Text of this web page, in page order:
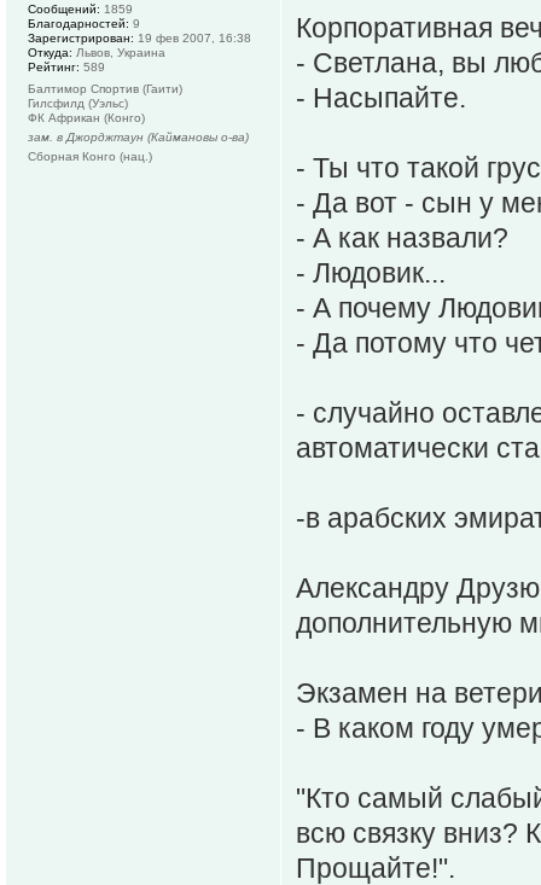
Корпоративная
- Светлана, вы
- Насыпайте.
- Ты что такой
- Да вот - сын у
- А как назвали?
- Людовик...
- А почему
- Да потому что
- случайно
автоматически
-в арабских
Александру
дополнительную
Экзамен на
- В каком году
"Кто самый
всю связку вниз?
Прощайте!".
Сообщений: 1859
Благодарностей: 9
Зарегистрирован: 19 фев 2007, 16:38
Откуда: Львов, Украина
Рейтинг: 589
Балтимор Спортив (Гаити)
Гилсфилд (Уэльс)
ФК Африкан (Конго)
зам. в Джорджтаун (Каймановы о-ва)
Сборная Конго (нац.)